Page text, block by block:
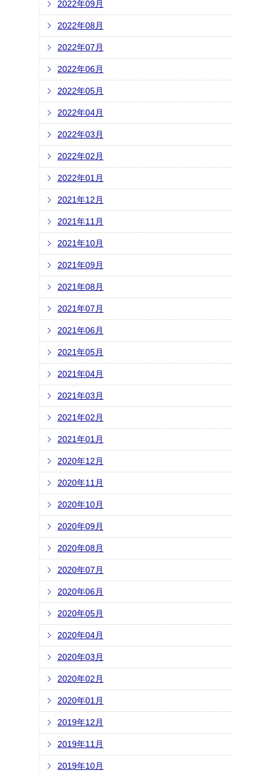
2022年09月
2022年08月
2022年07月
2022年06月
2022年05月
2022年04月
2022年03月
2022年02月
2022年01月
2021年12月
2021年11月
2021年10月
2021年09月
2021年08月
2021年07月
2021年06月
2021年05月
2021年04月
2021年03月
2021年02月
2021年01月
2020年12月
2020年11月
2020年10月
2020年09月
2020年08月
2020年07月
2020年06月
2020年05月
2020年04月
2020年03月
2020年02月
2020年01月
2019年12月
2019年11月
2019年10月